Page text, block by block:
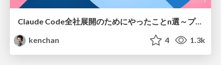
Claude Code全社展開のためにやったことn選～プラグイン302個・コミッター271人を支えるために～
kenchan
4 1.3k